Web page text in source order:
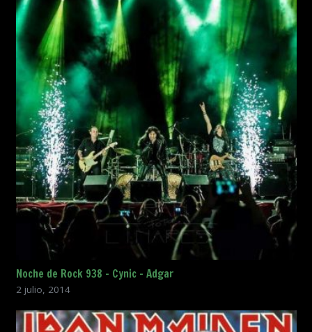
Noche de Rock 938 – Cynic – Adgar
2 julio, 2014